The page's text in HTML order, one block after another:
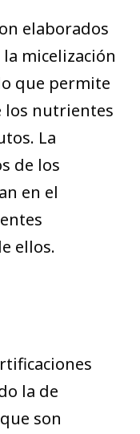
elaborados
micelización
que permite
los nutrientes
La
de los
en el
ellos.
la de
son